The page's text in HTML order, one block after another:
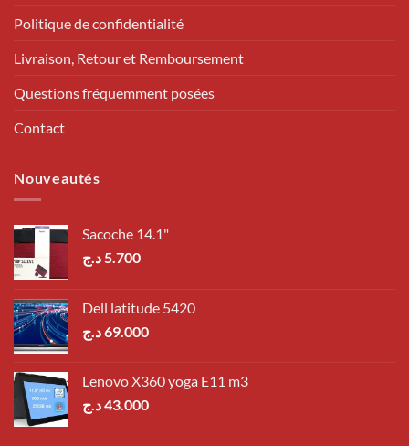
Politique de confidentialité
Livraison, Retour et Remboursement
Questions fréquemment posées
Contact
Nouveautés
Sacoche 14.1"
5.700د.ج
Dell latitude 5420
69.000د.ج
Lenovo X360 yoga E11 m3
43.000د.ج